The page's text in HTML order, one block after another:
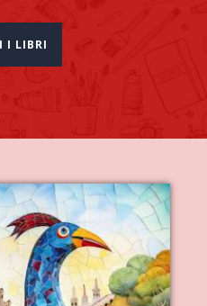
I LIBRI